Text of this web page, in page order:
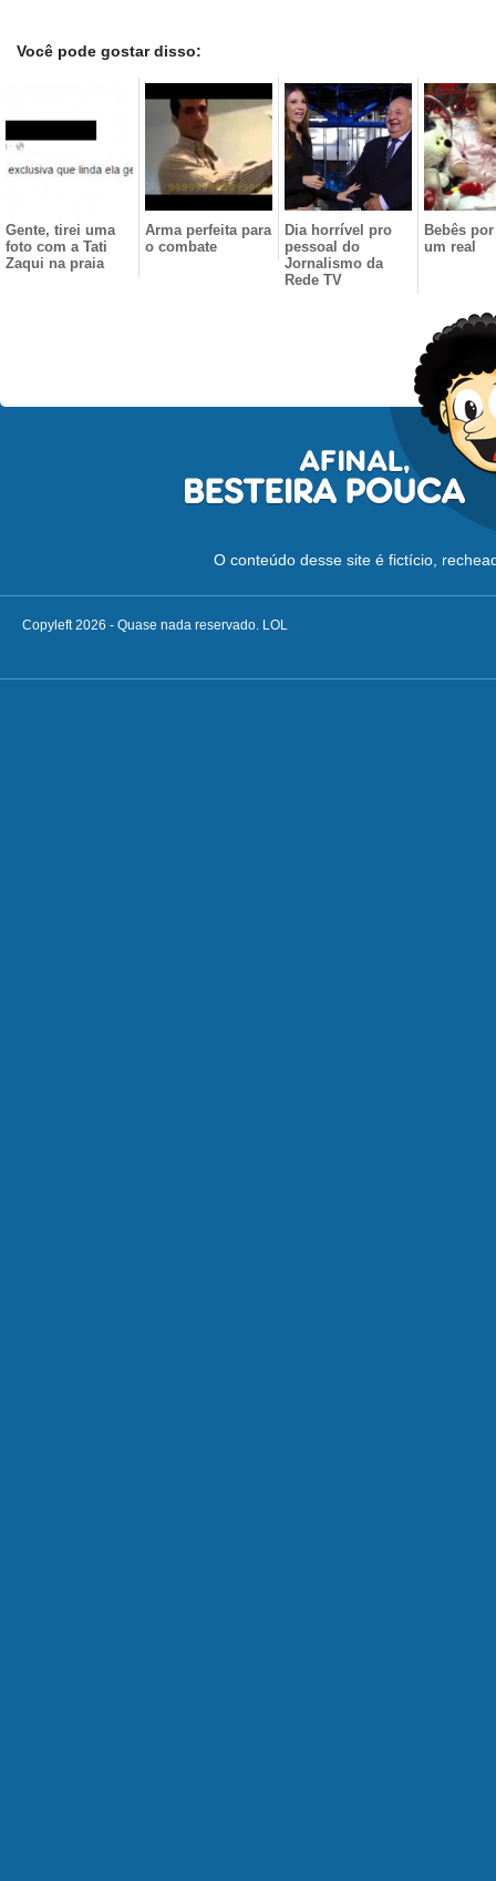
Você pode gostar disso:
Gente, tirei uma
foto com a Tati
Zaqui na praia
Arma perfeita para
o combate
Dia horrível pro
pessoal do
Jornalismo da
Rede TV
Bebês
um real
O conteúdo desse site é fictício,
Copyleft 2026 - Quase nada reservado. LOL